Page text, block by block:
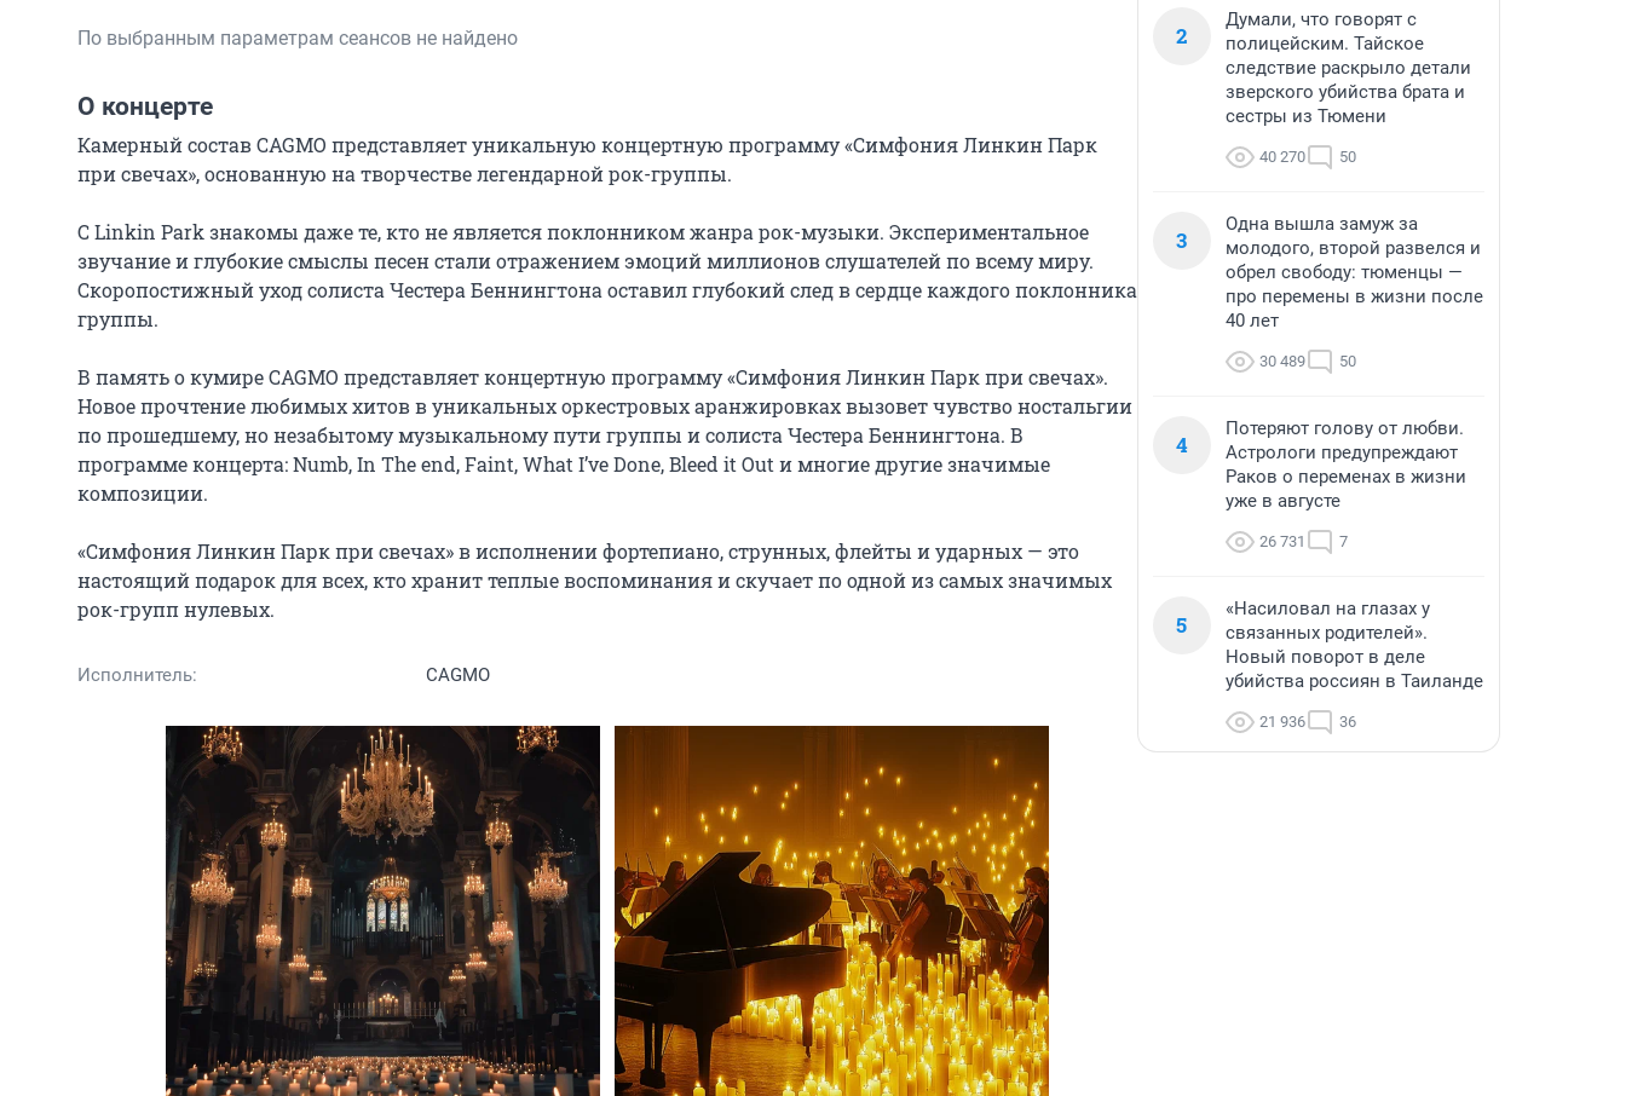
По выбранным параметрам сеансов не найдено
О концерте
Камерный состав CAGMO представляет уникальную концертную программу «Симфония Линкин Парк
при свечах», основанную на творчестве легендарной рок-группы.
С Linkin Park знакомы даже те, кто не является поклонником жанра рок-музыки. Экспериментальное
звучание и глубокие смыслы песен стали отражением эмоций миллионов слушателей по всему миру.
Скоропостижный уход солиста Честера Беннингтона оставил глубокий след в сердце каждого поклонника
группы.
В память о кумире CAGMO представляет концертную программу «Симфония Линкин Парк при свечах».
Новое прочтение любимых хитов в уникальных оркестровых аранжировках вызовет чувство ностальгии
по прошедшему, но незабытому музыкальному пути группы и солиста Честера Беннингтона. В
программе концерта: Numb, In The end, Faint, What I’ve Done, Bleed it Out и многие другие значимые
композиции.
«Симфония Линкин Парк при свечах» в исполнении фортепиано, струнных, флейты и ударных — это
настоящий подарок для всех, кто хранит теплые воспоминания и скучает по одной из самых значимых
рок-групп нулевых.
Исполнитель: CAGMO
2
Думали, что говорят с
полицейским. Тайское
следствие раскрыло детали
зверского убийства брата и
сестры из Тюмени
40 270 50
3
Одна вышла замуж за
молодого, второй развелся и
обрел свободу: тюменцы —
про перемены в жизни после
40 лет
30 489 50
4
Потеряют голову от любви.
Астрологи предупреждают
Раков о переменах в жизни
уже в августе
26 731 7
5
«Насиловал на глазах у
связанных родителей».
Новый поворот в деле
убийства россиян в Таиланде
21 936 36